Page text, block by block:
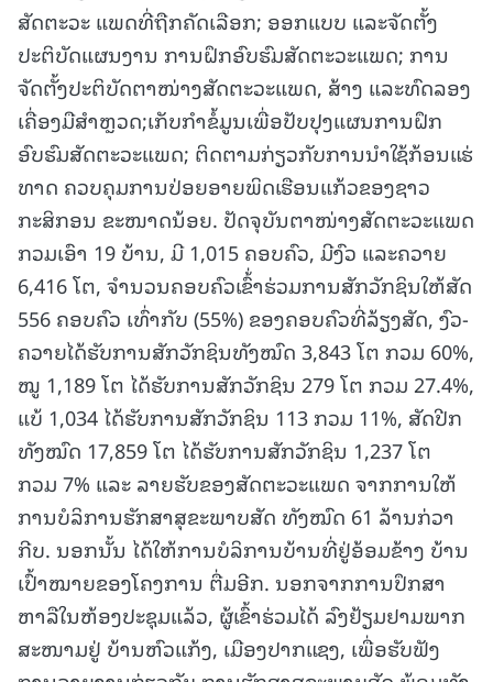
ສັດຕະວະ ແພດທີ່ຖືກຄັດເລືອກ; ອອກແບບ ແລະຈັດຕັ້ງ
ປະຕິບັດແຜນງານ ການຝຶກອົບຮົມສັດຕະວະແພດ; ການ
ຈັດຕັ້ງປະຕິບັດຕາໜ່າງສັດຕະວະແພດ, ສ້າງ ແລະທົດລອງ
ເຄື່ອງມືສໍາຫຼວດ;ເກັບກຳຂໍ້ມູນເພື່ອປັບປຸງແຜນການຝຶກ
ອົບຮົມສັດຕະວະແພດ; ຕິດຕາມກ່ຽວກັບການນຳໃຊ້ກ້ອນແຮ່
ທາດ ຄວບຄຸມການປ່ອຍອາຍພິດເຮືອນແກ້ວຂອງຊາວ
ກະສິກອນ ຂະໜາດນ້ອຍ. ປັດຈຸບັນຕາໜ່າງສັດຕະວະແພດ
ກວມເອົາ 19 ບ້ານ, ມີ 1,015 ຄອບຄົວ, ມີງົວ ແລະຄວາຍ
6,416 ໂຕ, ຈໍານວນຄອບຄົວເຂົ້່າຮ່ວມການສັກວັກຊິນໃຫ້ສັດ
556 ຄອບຄົວ ເທົ່າກັບ (55%) ຂອງຄອບຄົວທີ່ລ້ຽງສັດ, ງົວ-
ຄວາຍໄດ້ຮັບການສັກວັກຊິນທັງໝົດ 3,843 ໂຕ ກວມ 60%,
ໝູ 1,189 ໂຕ ໄດ້ຮັບການສັກວັກຊິນ 279 ໂຕ ກວມ 27.4%,
ແບ້ 1,034 ໄດ້ຮັບການສັກວັກຊິນ 113 ກວມ 11%, ສັດປີກ
ທັງໝົດ 17,859 ໂຕ ໄດ້ຮັບການສັກວັກຊິນ 1,237 ໂຕ
ກວມ 7% ແລະ ລາຍຮັບຂອງສັດຕະວະແພດ ຈາກການໃຫ້
ການບໍລິການຮັກສາສຸຂະພາບສັດ ທັງໝົດ 61 ລ້ານກ່ວາ
ກີບ. ນອກນັ້ນ ໄດ້ໃຫ້ການບໍລິການບ້ານທີ່ຢູ່ອ້ອມຂ້າງ ບ້ານ
ເປົ້າໝາຍຂອງໂຄງການ ຕື່ມອີກ. ນອກຈາກການປຶກສາ
ຫາລືໃນຫ້ອງປະຊຸມແລ້ວ, ຜູ້ເຂົ້າຮ່ວມໄດ້ ລົງຢ້ຽມຢາມພາກ
ສະໜາມຢູ່ ບ້ານຫົວແກ້ງ, ເມືອງປາກແຊງ, ເພື່ອຮັບຟັງ